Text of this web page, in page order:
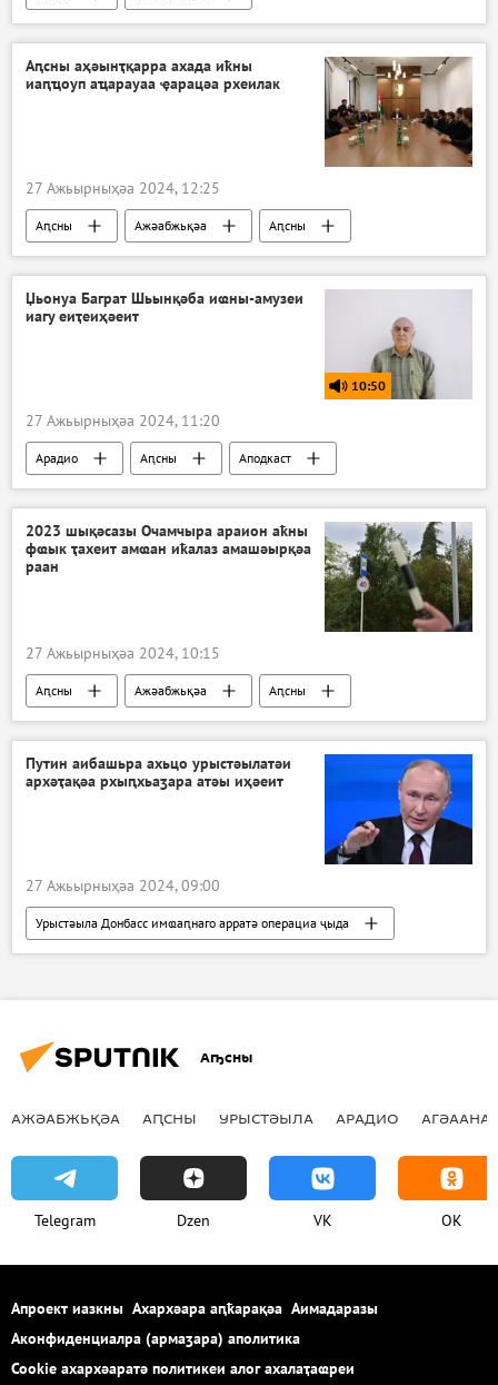
Аԥсны аенергетика апроблемақәа
Аекономика
Аԥсны аҳәынҭқарра ахада иҟны
иаԥҵоуп аҵарауаа ҿарацәа рхеилак
27 Ажьырныҳәа 2024, 12:25
Аԥсны Ажәабжьқәа
Аԥсны
Аслан Бжьаниа
Џьонуа Баграт Шьынқәба иҩны-амузеи
иагу еиҭеиҳәеит
10:50
27 Ажьырныҳәа 2024, 11:20
Арадио Аԥсны Аподкаст
2023 шықәсазы Очамчыра араион аҟны
фҩык ҭахеит амҩан иҟалаз амашәырқәа
раан
27 Ажьырныҳәа 2024, 10:15
Аԥсны Ажәабжьқәа
Аԥсны
Очамчыра араион
Очамчыра
Путин аибашьра ахьцо урыстәылатәи
архәҭақәа рхыԥхьаӡара атәы иҳәеит
27 Ажьырныҳәа 2024, 09:00
Урыстәыла Донбасс имҩаԥнаго арратә операциа ҷыда
Ажәабжьқәа
Владимир Путин
Аҧсны
АЖӘАБЖЬҚӘА АԤСНЫ УРЫСТӘЫЛА АРАДИО
Telegram Dzen VK OK
Апроект иазкны Ахархәара аԥҟарақәа Аимадаразы
Аконфиденциалра (армаӡара) аполитика
Cookie ахархәаратә политикеи алог ахалаҭаҩреи